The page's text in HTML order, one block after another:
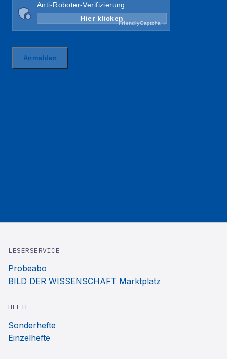
LESERSERVICE
Probeabo
BILD DER WISSENSCHAFT Marktplatz
HEFTE
Sonderhefte
Einzelhefte